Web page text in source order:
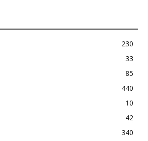
230
33
85
440
10
42
340